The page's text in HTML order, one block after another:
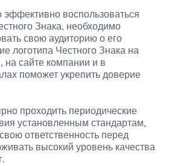
воспользоваться
Знака, необходимо
свою аудиторию о его
логотипа Честного Знака на
на сайте компании и в
поможет укрепить доверие
проходить периодические
установленным стандартам,
ответственность перед
высокий уровень качества